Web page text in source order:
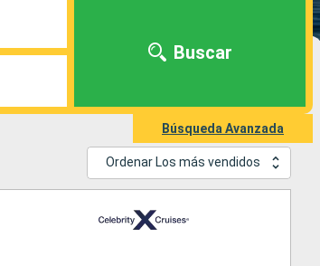
Buscar
Búsqueda Avanzada
Ordenar Los más vendidos